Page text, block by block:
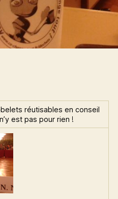
réutisables en conseil
est pas pour rien !